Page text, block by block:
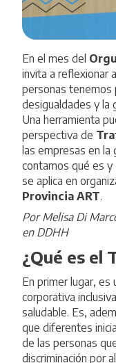
En el mes del
invita a reflexionar
personas tenemos
desigualdades y la
Una herramienta
perspectiva de
las empresas en
contamos qué es y
se aplica en
Provincia ART.
Por Melisa Di
en DDHH
¿Qué es el
En primer lugar, es
corporativa
saludable. Es,
que diferentes
de las personas
discriminación por